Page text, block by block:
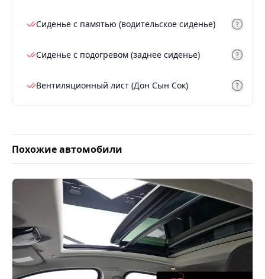
Сиденье с памятью (водительское сиденье)
Сиденье с подогревом (заднее сиденье)
Вентиляционный лист (Дон Сын Сок)
Похожие автомобили